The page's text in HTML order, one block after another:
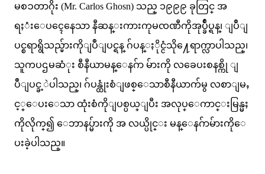
မစၥတာဂိုး (Mr. Carlos Ghosn) သည္ ၁၉၉၉ ခုတြင္ အ
ရႈံးေပၚေနေသာ နီဆန္းကားကုမၸဏီကိုအုပ္ခ်ဳပ္ရန္၊ ျပဳျ
ပင္စရာရွိသည္မ်ားကိုျပဳျပင္ရန္ ဂ်ပန္ႏိုင္ငံသို႔ေရာက္လာပါသည္၊
သူကပဌမဆံုး စီနီယာမန္ေနဂ်ာ မ်ားကို လခေပးစနစ္ကို ျ
ပဳျပင္ခ့ဲပါသည္၊ ဂ်ပန္ထုံးစံျဖစ္ေသာစီနီယာက်မွ လစာျမႇ
င့္ေပးေသာ ထုံးစံကိုျပစ္ပယ္ျပီး အလုပ္ေကာင္းမြန္မႈ
ကိုလိုက္၍ ေဘာနပ္မ်ားကို အ လယ္ပိုင္း မန္ေနဂ်ာမ်ားကိုေ
ပးခဲ့ပါသည္။